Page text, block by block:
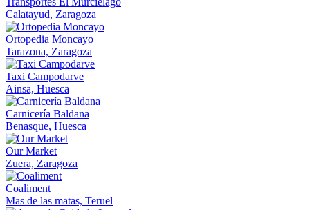
Calatayud, Zaragoza
Ortopedia Moncayo
Tarazona, Zaragoza
Taxi Campodarve
Ainsa, Huesca
Carnicería Baldana
Benasque, Huesca
Our Market
Zuera, Zaragoza
Coaliment
Mas de las matas, Teruel